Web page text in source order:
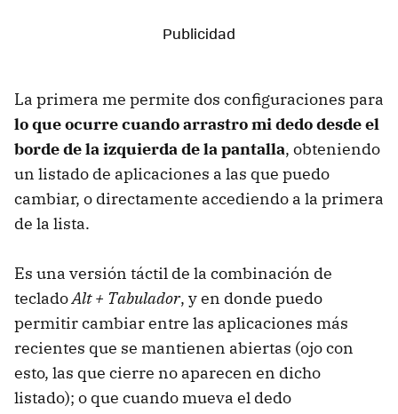
La primera me permite dos configuraciones para
lo que ocurre cuando arrastro mi dedo desde el
borde de la izquierda de la pantalla, obteniendo
un listado de aplicaciones a las que puedo
cambiar, o directamente accediendo a la primera
de la lista.
Es una versión táctil de la combinación de
tecladoAlt + Tabulador, y en donde puedo
permitir cambiar entre las aplicaciones más
recientes que se mantienen abiertas (ojo con
esto, las que cierre no aparecen en dicho
listado); o que cuando mueva el dedo